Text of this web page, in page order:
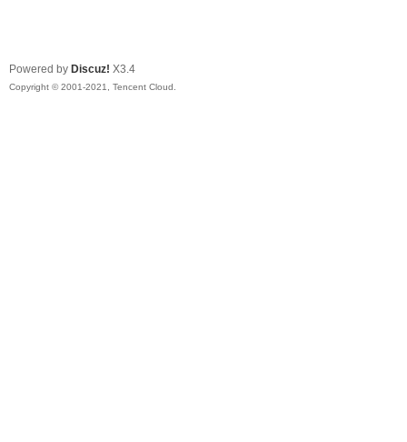
Powered by Discuz! X3.4
Copyright © 2001-2021, Tencent Cloud.